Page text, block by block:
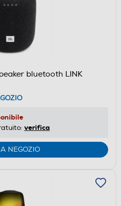
bluetooth LINK
verifica
NEGOZIO